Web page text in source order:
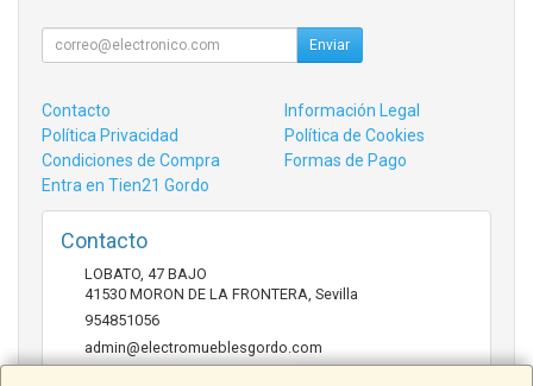
Enviar
Contacto
Información Legal
Política Privacidad
Política de Cookies
Condiciones de Compra
Formas de Pago
Entra en Tien21 Gordo
Contacto
LOBATO, 47 BAJO
41530 MORON DE LA FRONTERA, Sevilla
954851056
admin@electromueblesgordo.com